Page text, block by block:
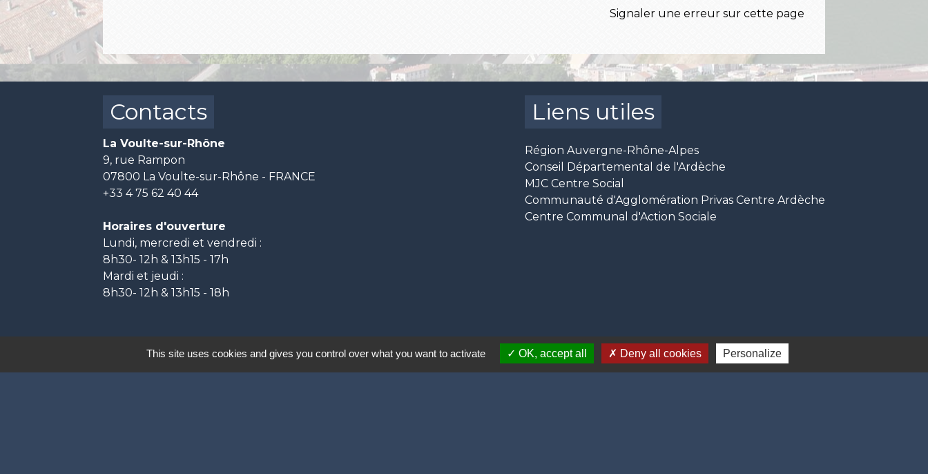
Signaler une erreur sur cette page
Contacts
La Voulte-sur-Rhône
9, rue Rampon
07800 La Voulte-sur-Rhône - FRANCE
+33 4 75 62 40 44
Horaires d'ouverture
Lundi, mercredi et vendredi :
8h30- 12h & 13h15 - 17h
Mardi et jeudi :
8h30- 12h & 13h15 - 18h
Liens utiles
Région Auvergne-Rhône-Alpes
Conseil Départemental de l'Ardèche
MJC Centre Social
Communauté d'Agglomération Privas Centre Ardèche
Centre Communal d'Action Sociale
Labels
This site uses cookies and gives you control over what you want to activate OK, accept all Deny all cookies Personalize